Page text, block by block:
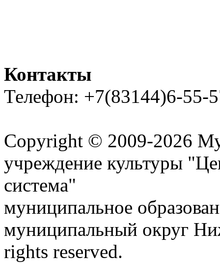
Контакты
Телефон: +7(83144)6-55-
Copyright © 2009-2026
учреждение культуры
система"
муниципальное
муниципальный округ
rights reserved.